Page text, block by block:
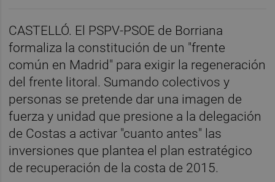
CASTELLÓ. El PSPV-PSOE de Borriana
formaliza la constitución de un "frente
común en Madrid" para exigir la regeneración
del frente litoral. Sumando colectivos y
personas se pretende dar una imagen de
fuerza y unidad que presione a la delegación
de Costas a activar "cuanto antes" las
inversiones que plantea el plan estratégico
de recuperación de la costa de 2015.